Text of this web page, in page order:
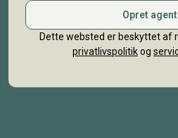
Opret agent
Dette websted er beskyttet af
privatlivspolitikog